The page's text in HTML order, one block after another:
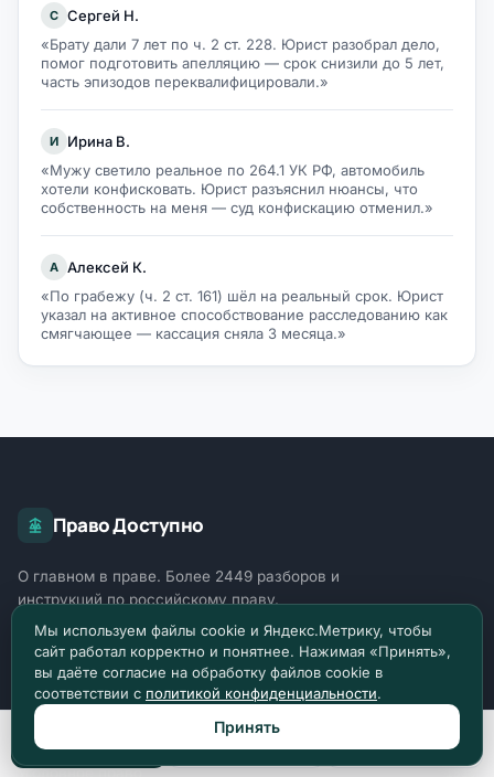
С Сергей Н.
«Брату дали 7 лет по ч. 2 ст. 228. Юрист разобрал дело,
помог подготовить апелляцию — срок снизили до 5 лет,
часть эпизодов переквалифицировали.»
И
Ирина В.
«Мужу светило реальное по 264.1 УК РФ, автомобиль
хотели конфисковать. Юрист разъяснил нюансы, что
собственность на меня — суд конфискацию отменил.»
А Алексей К.
«По грабежу (ч. 2 ст. 161) шёл на реальный срок. Юрист
указал на активное способствование расследованию как
смягчающее — кассация сняла 3 месяца.»
Право Доступно
О главном в праве. Более 2449 разборов и
инструкций по российскому праву.
Задать вопрос
Уголовное право 1818
Мы используем файлы cookie и Яндекс.Метрику, чтобы
сайт работал корректно и понятнее. Нажимая «Принять»,
вы даёте согласие на обработку файлов cookie в
соответствии с политикой конфиденциальности.
Принять